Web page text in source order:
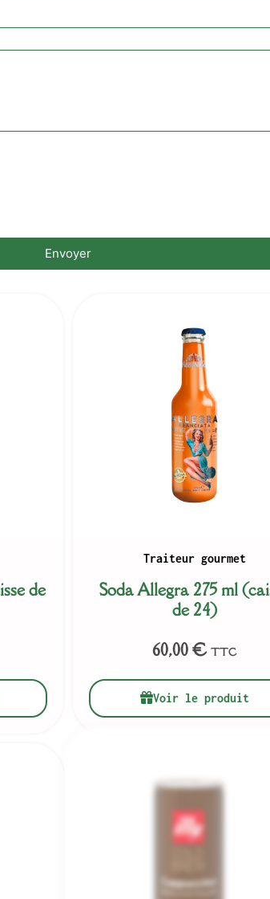
Envoyer
de
Traiteur gourmet
Soda Allegra 275 ml
de 24)
60,00€ TTC
Voir le produit